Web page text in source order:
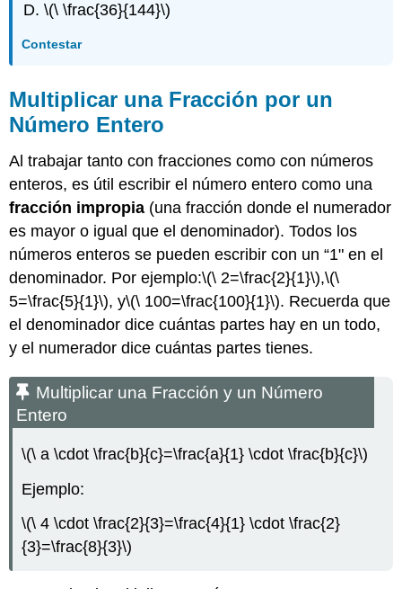
\(\ \frac{36}{144}\)
Contestar
Multiplicar una Fracción por un
Número Entero
Al trabajar tanto con fracciones como con números
enteros, es útil escribir el número entero como una
fracción impropia (una fracción donde el numerador
es mayor o igual que el denominador). Todos los
números enteros se pueden escribir con un “1" en el
denominador. Por ejemplo:\(\ 2=\frac{2}{1}\),\(\
5=\frac{5}{1}\), y\(\ 100=\frac{100}{1}\). Recuerda que
el denominador dice cuántas partes hay en un todo,
y el numerador dice cuántas partes tienes.
Multiplicar una Fracción y un Número
Entero
\(\ a \cdot \frac{b}{c}=\frac{a}{1} \cdot \frac{b}{c}\)
Ejemplo:
\(\ 4 \cdot \frac{2}{3}=\frac{4}{1} \cdot \frac{2}
{3}=\frac{8}{3}\)